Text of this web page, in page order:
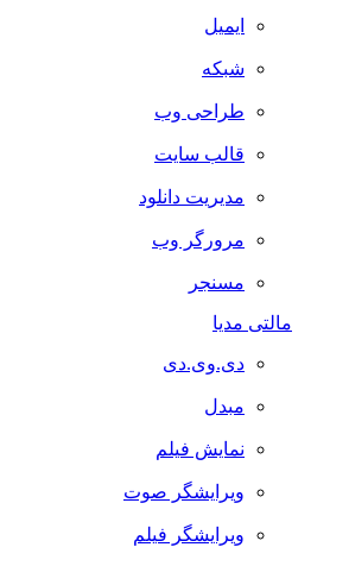
ایمیل
شبکه
طراحی وب
قالب سایت
مدیریت دانلود
مرورگر وب
مسنجر
مالتی مدیا
دی.وی.دی
مبدل
نمایش فیلم
ویرایشگر صوت
ویرایشگر فیلم